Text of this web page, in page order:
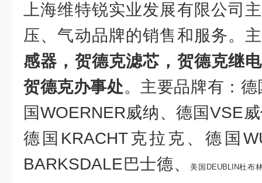
上海维特锐实业发展有限公司
压、气动品牌的销售和服务。
感器，贺德克滤芯，贺德克继
贺德克办事处。主要品牌有：
国WOERNER威纳、德国VSE
德国KRACHT克拉克、德国
BARKSDALE巴士德、美国DEUBLIN杜布